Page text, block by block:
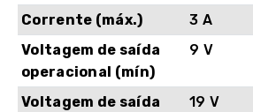
Corrente (máx.)
3 A
Voltagem de saída
operacional (mín)
9 V
Voltagem de saída
19 V